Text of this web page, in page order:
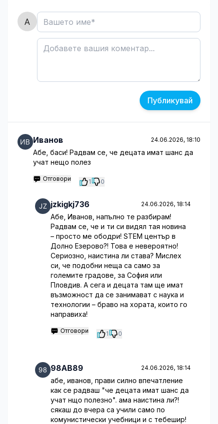
Публикувай
Иванов 24.06.2026, 18:10
Абе, баси! Радвам се, че децата имат шанс да
учат нещо полез
Отговори 1 0
jzkigkj736 24.06.2026, 18:14
Абе, Иванов, напълно те разбирам!
Радвам се, че и ти си видял тая новина
– просто ме ободри! STEM център в
Долно Езерово?! Това е невероятно!
Сериозно, наистина ли става? Мислех
си, че подобни неща са само за
големите градове, за София или
Пловдив. А сега и децата там ще имат
възможност да се занимават с наука и
технологии – браво на хората, които го
направиха!
Отговори 1 0
98AB89 24.06.2026, 18:14
абе, иванов, прави силно впечатление
как се радваш "че децата имат шанс да
учат нщо полезно". ама наистина ли?!
сякаш до вчера са учили само по
комунистически учебници и с тебешир!